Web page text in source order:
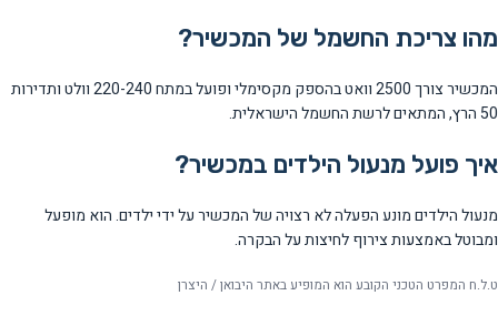
מהו צריכת החשמל של המכשיר?
המכשיר צורך 2500 וואט בהספק מקסימלי ופועל במתח 220-240 וולט ותדירות
50 הרץ, המתאים לרשת החשמל הישראלית.
איך פועל מנעול הילדים במכשיר?
מנעול הילדים מונע הפעלה לא רצויה של המכשיר על ידי ילדים. הוא מופעל
ומבוטל באמצעות צירוף לחיצות על הבקרה.
ט.ל.ח המפרט הטכני הקובע הוא המופיע באתר היבואן / היצרן